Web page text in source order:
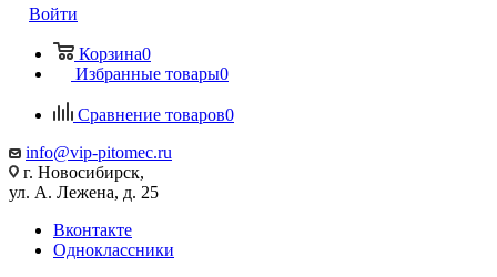
Войти
Корзина0
Избранные товары0
Сравнение товаров0
info@vip-pitomec.ru
г. Новосибирск,
ул. А. Лежена, д. 25
Вконтакте
Одноклассники